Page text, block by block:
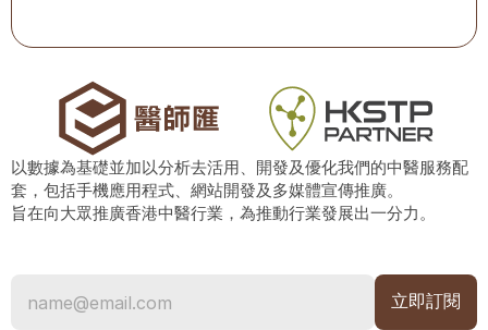
以數據為基礎並加以分析去活用、開發及優化我們的中醫服務配
套，包括手機應用程式、網站開發及多媒體宣傳推廣。
旨在向大眾推廣香港中醫行業，為推動行業發展出一分力。